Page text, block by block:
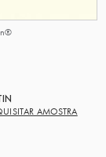
AMOSTRA